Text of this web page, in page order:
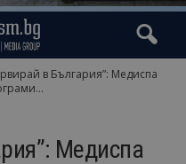
в България”: Медиспа
Медиспа